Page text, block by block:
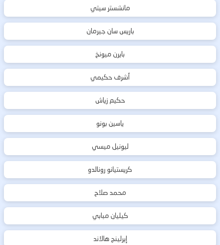
مانشستر سيتي
باريس سان جيرمان
بايرن ميونخ
أشرف حكيمي
حكيم زياش
ياسين بونو
ليونيل ميسي
كريستيانو رونالدو
محمد صلاح
كيليان مبابي
إيرلينج هالاند